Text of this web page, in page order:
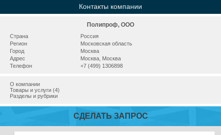
Контакты компании
Полипроф, ООО
Страна
Россия
Регион
Московская область
Город
Москва
Адрес
Москва, Москва
Телефон
+7 (499) 1306898
О компании
Товары и услуги (4)
Разделы и рубрики
СДЕЛАТЬ ЗАПРОС